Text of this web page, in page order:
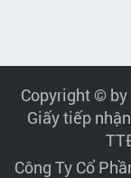
Copyright ©
Giấy tiếp
Công Ty Cổ